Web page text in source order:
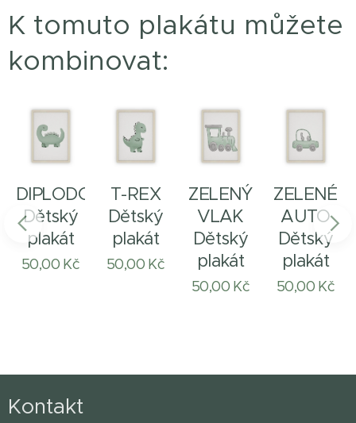
K tomuto plakátu můžete
kombinovat:
DIPLODOCUS
Dětský
plakát
50,00Kč
T-REX
Dětský
plakát
50,00Kč
ZELENÝ
VLAK
Dětský
plakát
50,00Kč
ZELENÉ
AUTO
Dětský
plakát
50,00Kč
Kontakt